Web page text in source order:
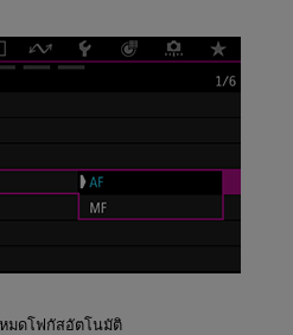
มดโฟกัสอัตโนมัติ